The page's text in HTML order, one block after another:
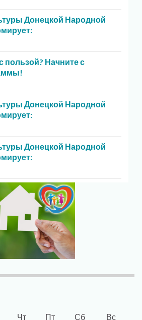
Донецкой Народной
пользой? Начните с
Донецкой Народной
Донецкой Народной
Чт Пт Сб Вс